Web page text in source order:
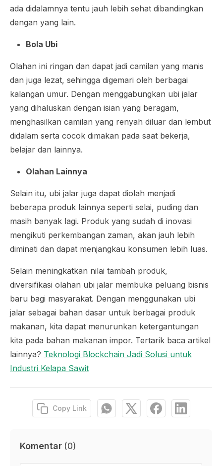
ada didalamnya tentu jauh lebih sehat dibandingkan
dengan yang lain.
Bola Ubi
Olahan ini ringan dan dapat jadi camilan yang manis
dan juga lezat, sehingga digemari oleh berbagai
kalangan umur. Dengan menggabungkan ubi jalar
yang dihaluskan dengan isian yang beragam,
menghasilkan camilan yang renyah diluar dan lembut
didalam serta cocok dimakan pada saat bekerja,
belajar dan lainnya.
Olahan Lainnya
Selain itu, ubi jalar juga dapat diolah menjadi
beberapa produk lainnya seperti selai, puding dan
masih banyak lagi. Produk yang sudah di inovasi
mengikuti perkembangan zaman, akan jauh lebih
diminati dan dapat menjangkau konsumen lebih luas.
Selain meningkatkan nilai tambah produk,
diversifikasi olahan ubi jalar membuka peluang bisnis
baru bagi masyarakat. Dengan menggunakan ubi
jalar sebagai bahan dasar untuk berbagai produk
makanan, kita dapat menurunkan ketergantungan
kita pada bahan makanan impor. Tertarik baca artikel
lainnya? Teknologi Blockchain Jadi Solusi untuk
Industri Kelapa Sawit
Copy Link
Komentar (0)